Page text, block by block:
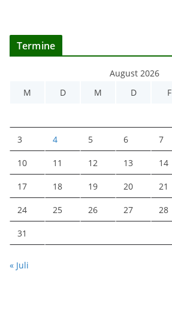
Termine
August 2026
M
D M D F
3 4 5 6 7
10 11 12 13 14
17 18 19 20 21
24 25 26 27 28
31
« Juli